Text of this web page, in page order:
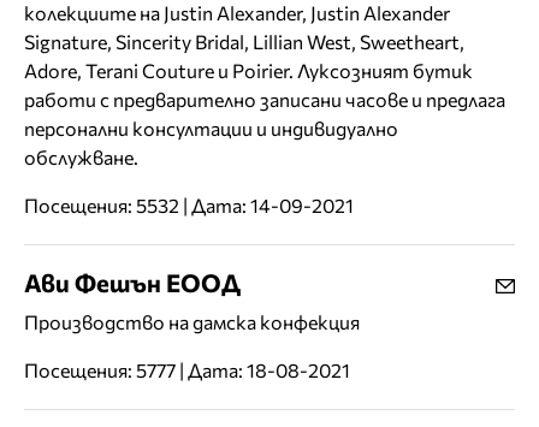
колекциите на Justin Alexander, Justin Alexander
Signature, Sincerity Bridal, Lillian West, Sweetheart,
Adore, Terani Couture и Poirier. Луксозният бутик
работи с предварително записани часове и предлага
персонални консултации и индивидуално
обслужване.
Посещения: 5532 | Дата: 14-09-2021
Ави Фешън ЕООД
Производство на дамска конфекция
Посещения: 5777 | Дата: 18-08-2021